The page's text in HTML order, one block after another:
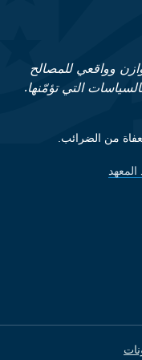
وواقعي للمصالح
التي تؤمّنها.
المعهد
The
The Washington